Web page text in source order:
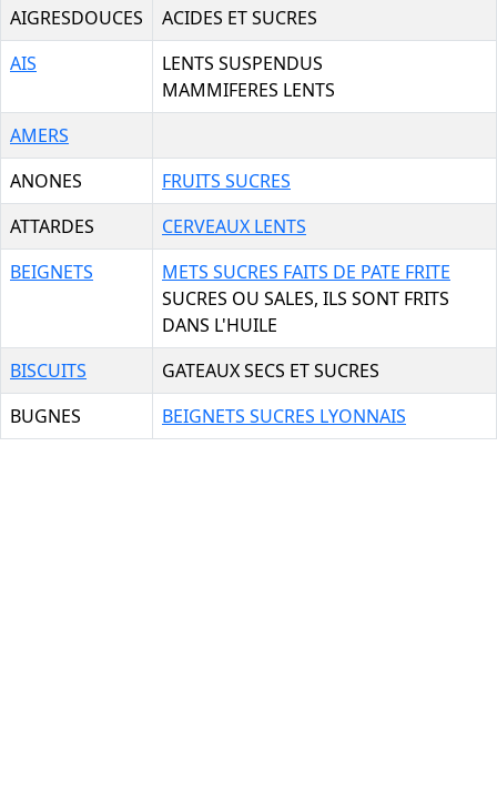
AIGRESDOUCES
ACIDES ET SUCRES
AIS
LENTS SUSPENDUS
MAMMIFERES LENTS
AMERS
ANONES
FRUITS SUCRES
ATTARDES
CERVEAUX LENTS
BEIGNETS
METS SUCRES FAITS DE PATE FRITE
SUCRES OU SALES, ILS SONT FRITS
DANS L'HUILE
BISCUITS
GATEAUX SECS ET SUCRES
BUGNES
BEIGNETS SUCRES LYONNAIS